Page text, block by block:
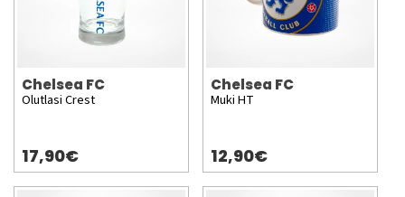
Chelsea FC
Olutlasi Crest
17,90€
Chelsea FC
Muki HT
12,90€